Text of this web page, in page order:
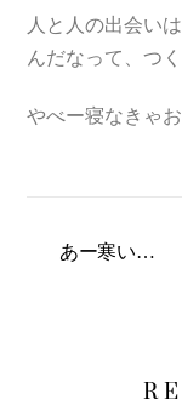
人と人の出会い
んだなって、つ
やべー寝なきゃ
あー寒い…